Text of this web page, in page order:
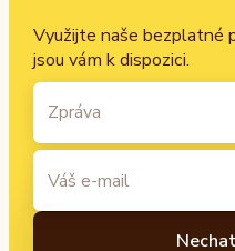
Využijte naše bezplatné
jsou vám k dispozici.